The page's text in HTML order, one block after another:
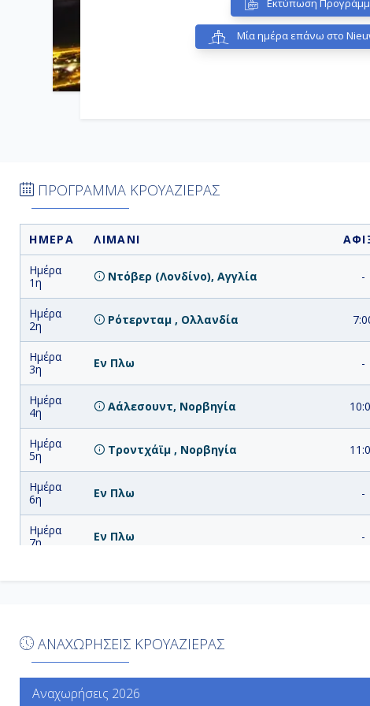
Μία ημέρα επάνω στο
ΠΡΟΓΡΑΜΜΑ ΚΡΟΥΑΖΙΕΡΑΣ
ΗΜΕΡΑ ΛΙΜΑΝΙ
Ημέρα
1η
Ντόβερ (Λονδίνο), Αγγλία -
Ημέρα
2η
Ρότερνταμ , Ολλανδία
Ημέρα
3η
Εν Πλω -
Ημέρα
4η
Αάλεσουντ, Νορβηγία
Ημέρα
5η
Τροντχάϊμ , Νορβηγία
Ημέρα
6η
Εν Πλω -
Ημέρα
7η
Εν Πλω -
Ημέρα
Άλτα, Νορβηγία
ΑΝΑΧΩΡΗΣΕΙΣ ΚΡΟΥΑΖΙΕΡΑΣ
Αναχωρήσεις 2026